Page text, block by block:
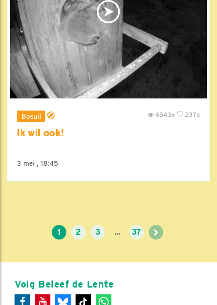
Bosuil 237x
6543x
Ik wil ook!
3 mei , 18:45
1 2 3 ... 37 >
Volg Beleef de Lente